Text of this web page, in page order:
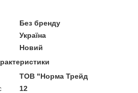
Без бренду
Україна
Новий
ТОВ "Норма Трейд
12